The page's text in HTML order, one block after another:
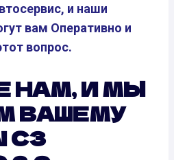
и наши
вам Оперативно и
вопрос.
НАМ, И МЫ
ВАШЕМУ
C3